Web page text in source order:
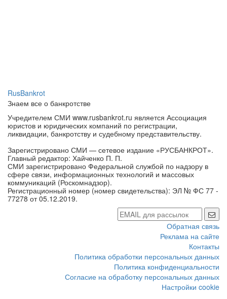
Знаем все о банкротстве
Учредителем СМИ www.rusbankrot.ru является Ассоциация
юристов и юридических компаний по регистрации,
ликвидации, банкротству и судебному представительству.
Зарегистрировано СМИ — сетевое издание «РУСБАНКРОТ».
Главный редактор: Хайченко П. П.
СМИ зарегистрировано Федеральной службой по надзору в
сфере связи, информационных технологий и массовых
коммуникаций (Роскомнадзор).
Регистрационный номер (номер свидетельства): ЭЛ № ФС 77 -
77278 от 05.12.2019.
Обратная связь
Реклама на сайте
Контакты
Политика обработки персональных данных
Политика конфиденциальности
Согласие на обработку персональных данных
Настройки cookie